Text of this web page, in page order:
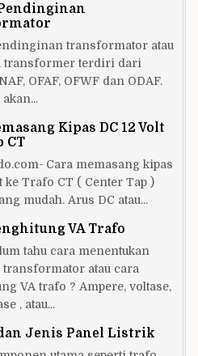
transformator atau
transformer terdiri dari
OFAF, OFWF dan ODAF.
Kipas DC 12 Volt
CT
Cara memasang kipas
ke Trafo CT ( Center Tap )
mudah. Arus DC atau...
VA Trafo
tahu cara menentukan
transformator atau cara
VA trafo ? Ampere, voltase,
, atau...
Jenis Panel Listrik